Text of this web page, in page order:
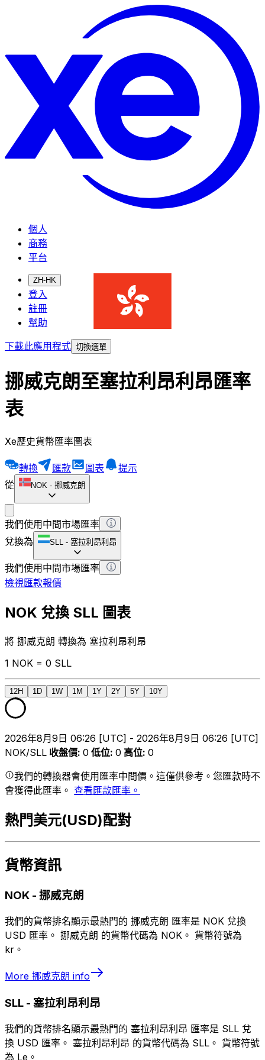
個人
商務
平台
ZH-HK
登入
註冊
幫助
下載此應用程式 切換選單
挪威克朗至塞拉利昂利昂匯率
表
Xe歷史貨幣匯率圖表
轉換 匯款 圖表
提示
從
NOK - 挪威克朗
我們使用中間市場匯率
兌換為
SLL - 塞拉利昂利昂
我們使用中間市場匯率
檢視匯款報價
NOK 兌換 SLL 圖表
將 挪威克朗 轉換為 塞拉利昂利昂
1 NOK = 0 SLL
12H 1D 1W 1M 1Y 2Y 5Y 10Y
2026年8月9日 06:26 [UTC] - 2026年8月9日 06:26 [UTC]
NOK/SLL 收盤價: 0 低位: 0 高位: 0
我們的轉換器會使用匯率中間價。這僅供參考。您匯款時不
會獲得此匯率。 查看匯款匯率。
熱門美元(USD)配對
貨幣資訊
NOK - 挪威克朗
我們的貨幣排名顯示最熱門的 挪威克朗 匯率是 NOK 兌換
USD 匯率。 挪威克朗 的貨幣代碼為 NOK。 貨幣符號為
kr。
More 挪威克朗 info
SLL - 塞拉利昂利昂
我們的貨幣排名顯示最熱門的 塞拉利昂利昂 匯率是 SLL 兌
換 USD 匯率。 塞拉利昂利昂 的貨幣代碼為 SLL。 貨幣符號
為 Le。